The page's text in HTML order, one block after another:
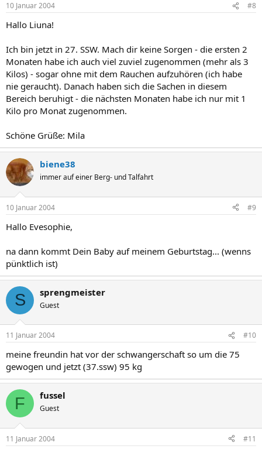
10 Januar 2004 #8
Hallo Liuna!
Ich bin jetzt in 27. SSW. Mach dir keine Sorgen - die ersten 2
Monaten habe ich auch viel zuviel zugenommen (mehr als 3
Kilos) - sogar ohne mit dem Rauchen aufzuhören (ich habe
nie geraucht). Danach haben sich die Sachen in diesem
Bereich beruhigt - die nächsten Monaten habe ich nur mit 1
Kilo pro Monat zugenommen.
Schöne Grüße: Mila
biene38
immer auf einer Berg- und Talfahrt
10 Januar 2004 #9
Hallo Evesophie,
na dann kommt Dein Baby auf meinem Geburtstag... (wenns
pünktlich ist)
S sprengmeister
Guest
11 Januar 2004 #10
meine freundin hat vor der schwangerschaft so um die 75
gewogen und jetzt (37.ssw) 95 kg
F fussel
Guest
11 Januar 2004 #11